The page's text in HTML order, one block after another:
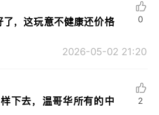
，这玩意不健康还价格
2026-05-02 21:20
0
下去，温哥华所有的中
2